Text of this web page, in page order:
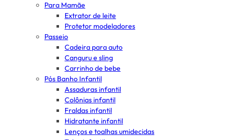
Para Mamãe
Extrator de leite
Protetor modeladores
Passeio
Cadeira para auto
Canguru e sling
Carrinho de bebe
Pós Banho Infantil
Assaduras infantil
Colônias infantil
Fraldas infantil
Hidratante infantil
Lenços e toalhas umidecidas